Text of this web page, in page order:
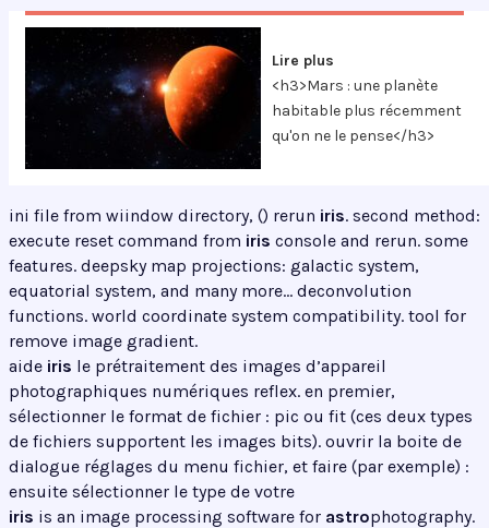
Lire plus
<h3>Mars : une planète
habitable plus récemment
qu'on ne le pense</h3>
ini file from wiindow directory, () rerun iris. second method:
execute reset command from iris console and rerun. some
features. deepsky map projections: galactic system,
equatorial system, and many more… deconvolution
functions. world coordinate system compatibility. tool for
remove image gradient.
aide iris le prétraitement des images d’appareil
photographiques numériques reflex. en premier,
sélectionner le format de fichier : pic ou fit (ces deux types
de fichiers supportent les images bits). ouvrir la boite de
dialogue réglages du menu fichier, et faire (par exemple) :
ensuite sélectionner le type de votre
iris is an image processing software for astrophotography.